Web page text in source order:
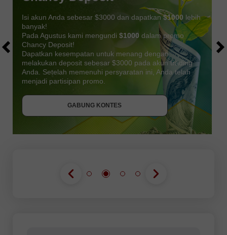
Isi akun Anda sebesar $3000 dan dapatkan$1000 lebih
banyak!
Pada Agustus kami mengundi $1000 dalam promo
Chancy Deposit!
Dapatkan kesempatan untuk menang dengan
melakukan deposit sebesar $3000 pada akun trading
Anda. Setelah memenuhi persyaratan ini, Anda telah
menjadi partisipan promo.
GABUNG KONTES
GABUNG KONTES
DAPATKAN BONUS